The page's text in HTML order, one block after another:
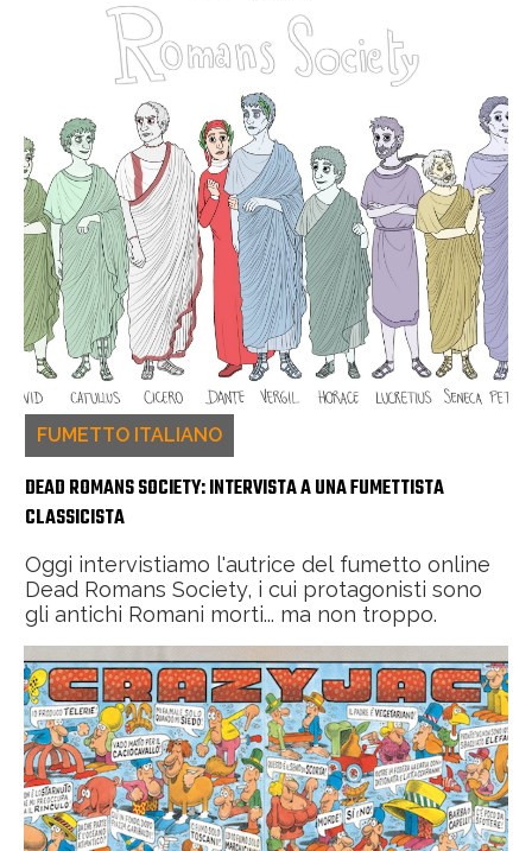
FUMETTO ITALIANO
DEAD ROMANS SOCIETY: INTERVISTA A UNA FUMETTISTA
CLASSICISTA
Oggi intervistiamo l'autrice del fumetto online
Dead Romans Society, i cui protagonisti sono
gli antichi Romani morti... ma non troppo.